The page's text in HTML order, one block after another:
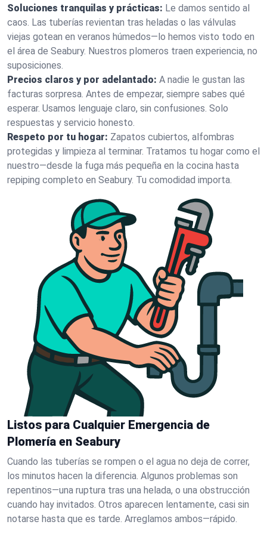
Soluciones tranquilas y prácticas: Le damos sentido al
caos. Las tuberías revientan tras heladas o las válvulas
viejas gotean en veranos húmedos—lo hemos visto todo en
el área de Seabury. Nuestros plomeros traen experiencia, no
suposiciones.
Precios claros y por adelantado: A nadie le gustan las
facturas sorpresa. Antes de empezar, siempre sabes qué
esperar. Usamos lenguaje claro, sin confusiones. Solo
respuestas y servicio honesto.
Respeto por tu hogar: Zapatos cubiertos, alfombras
protegidas y limpieza al terminar. Tratamos tu hogar como el
nuestro—desde la fuga más pequeña en la cocina hasta
repiping completo en Seabury. Tu comodidad importa.
Listos para Cualquier Emergencia de
Plomería en Seabury
Cuando las tuberías se rompen o el agua no deja de correr,
los minutos hacen la diferencia. Algunos problemas son
repentinos—una ruptura tras una helada, o una obstrucción
cuando hay invitados. Otros aparecen lentamente, casi sin
notarse hasta que es tarde. Arreglamos ambos—rápido.